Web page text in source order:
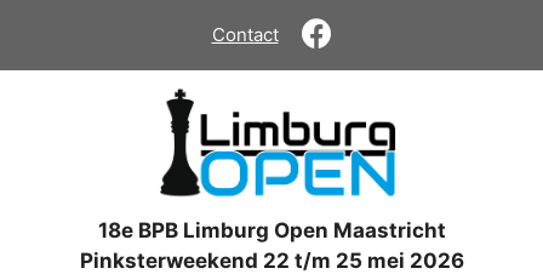
de
Contact
18e BPB Limburg Open Maastricht
Pinksterweekend 22 t/m 25 mei 2026